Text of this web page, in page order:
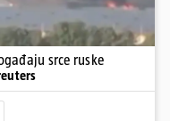
srce ruske